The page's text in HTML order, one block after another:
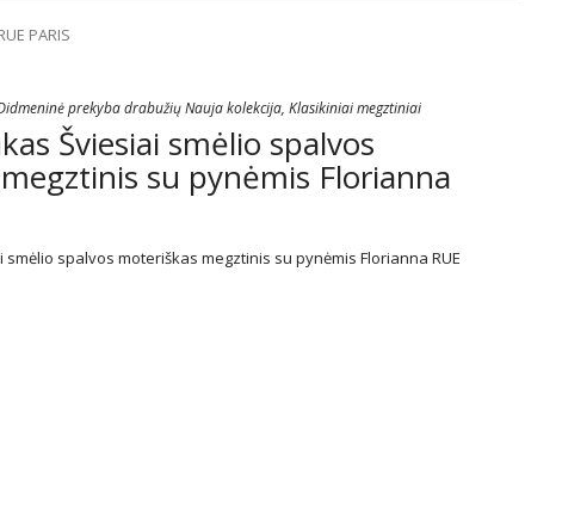
PARIS
prekyba drabužių Nauja kolekcija, Klasikiniai megztiniai
Šviesiai smėlio spalvos
su pynėmis Florianna
spalvos moteriškas megztinis su pynėmis Florianna RUE